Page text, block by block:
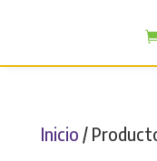
Inicio /